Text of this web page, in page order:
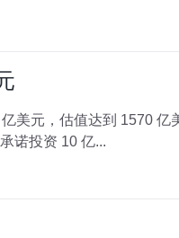
美元，估值达到 1570 亿
投，承诺投资 10 亿...